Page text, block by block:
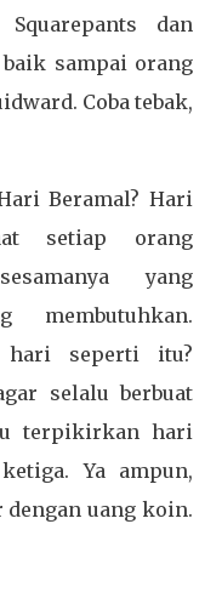
dan
sampai orang
Coba tebak,
Beramal? Hari
setiap orang
yang
membutuhkan.
hari seperti itu?
selalu berbuat
terpikirkan hari
Ya ampun,
uang koin.